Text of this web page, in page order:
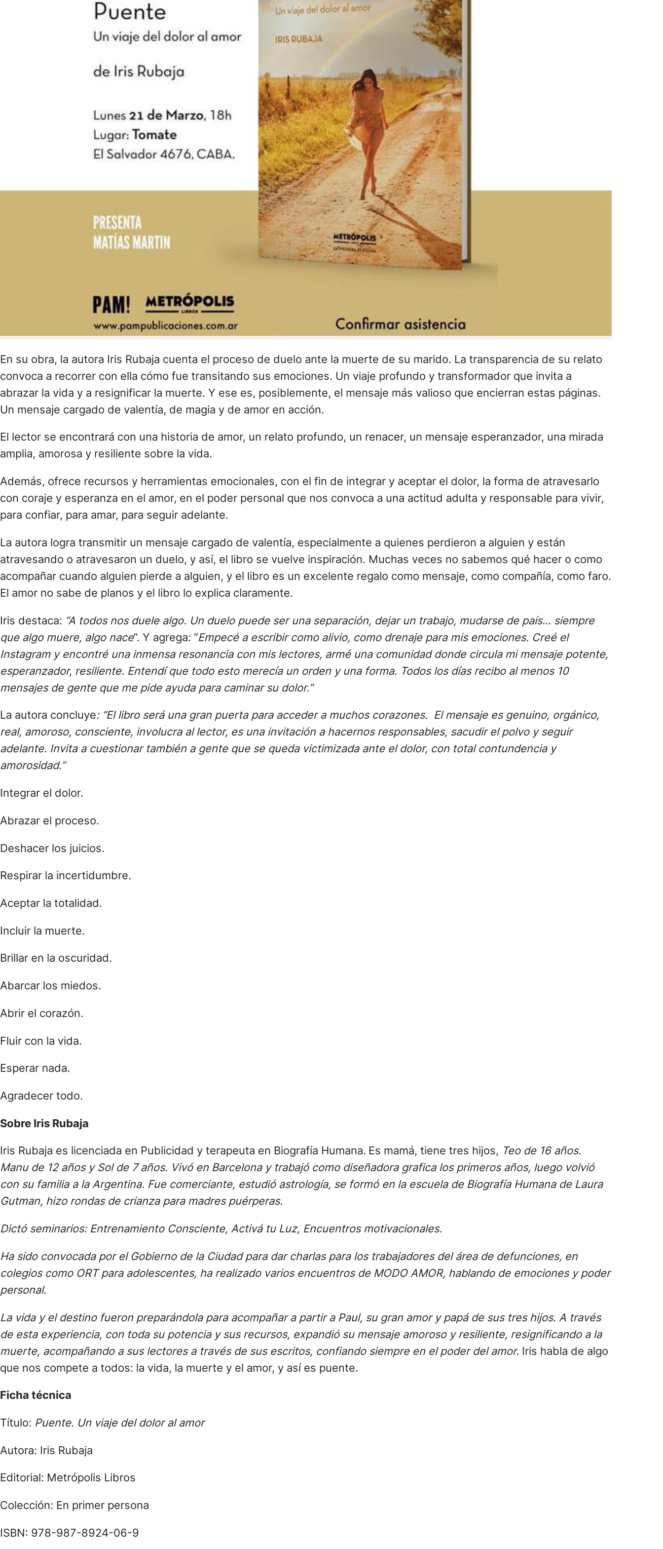
En su obra, la autora Iris Rubaja cuenta el proceso de duelo ante la muerte de su marido. La transparencia de su relato
convoca a recorrer con ella cómo fue transitando sus emociones. Un viaje profundo y transformador que invita a
abrazar la vida y a resignificar la muerte. Y ese es, posiblemente, el mensaje más valioso que encierran estas páginas.
Un mensaje cargado de valentía, de magia y de amor en acción.
El lector se encontrará con una historia de amor, un relato profundo, un renacer, un mensaje esperanzador, una mirada
amplia, amorosa y resiliente sobre la vida.
Además, ofrece recursos y herramientas emocionales, con el fin de integrar y aceptar el dolor, la forma de atravesarlo
con coraje y esperanza en el amor, en el poder personal que nos convoca a una actitud adulta y responsable para vivir,
para confiar, para amar, para seguir adelante.
La autora logra transmitir un mensaje cargado de valentía, especialmente a quienes perdieron a alguien y están
atravesando o atravesaron un duelo, y así, el libro se vuelve inspiración. Muchas veces no sabemos qué hacer o como
acompañar cuando alguien pierde a alguien, y el libro es un excelente regalo como mensaje, como compañía, como faro.
El amor no sabe de planos y el libro lo explica claramente.
Iris destaca: “A todos nos duele algo. Un duelo puede ser una separación, dejar un trabajo, mudarse de país… siempre
que algo muere, algo nace”. Y agrega: “Empecé a escribir como alivio, como drenaje para mis emociones. Creé el
Instagram y encontré una inmensa resonancia con mis lectores, armé una comunidad donde circula mi mensaje potente,
esperanzador, resiliente. Entendí que todo esto merecía un orden y una forma. Todos los días recibo al menos 10
mensajes de gente que me pide ayuda para caminar su dolor.”
La autora concluye: “El libro será una gran puerta para acceder a muchos corazones. El mensaje es genuino, orgánico,
real, amoroso, consciente, involucra al lector, es una invitación a hacernos responsables, sacudir el polvo y seguir
adelante. Invita a cuestionar también a gente que se queda victimizada ante el dolor, con total contundencia y
amorosidad.”
Integrar el dolor.
Abrazar el proceso.
Deshacer los juicios.
Respirar la incertidumbre.
Aceptar la totalidad.
Incluir la muerte.
Brillar en la oscuridad.
Abarcar los miedos.
Abrir el corazón.
Fluir con la vida.
Esperar nada.
Agradecer todo.
Sobre Iris Rubaja
Iris Rubaja es licenciada en Publicidad y terapeuta en Biografía Humana. Es mamá, tiene tres hijos, Teo de 16 años.
Manu de 12 años y Sol de 7 años. Vivó en Barcelona y trabajó como diseñadora grafica los primeros años, luego volvió
con su familia a la Argentina. Fue comerciante, estudió astrología, se formó en la escuela de Biografía Humana de Laura
Gutman, hizo rondas de crianza para madres puérperas.
Dictó seminarios: Entrenamiento Consciente, Activá tu Luz, Encuentros motivacionales.
Ha sido convocada por el Gobierno de la Ciudad para dar charlas para los trabajadores del área de defunciones, en
colegios como ORT para adolescentes, ha realizado varios encuentros de MODO AMOR, hablando de emociones y poder
personal.
La vida y el destino fueron preparándola para acompañar a partir a Paul, su gran amor y papá de sus tres hijos. A través
de esta experiencia, con toda su potencia y sus recursos, expandió su mensaje amoroso y resiliente, resignificando a la
muerte, acompañando a sus lectores a través de sus escritos, confiando siempre en el poder del amor. Iris habla de algo
que nos compete a todos: la vida, la muerte y el amor, y así es puente.
Ficha técnica
Título: Puente. Un viaje del dolor al amor
Autora: Iris Rubaja
Editorial: Metrópolis Libros
Colección: En primer persona
ISBN: 978-987-8924-06-9